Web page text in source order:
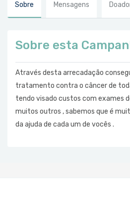
Sobre Mensagens
Sobre esta
Através desta arrecadação
tratamento contra o câncer de
tendo visado custos com exames
muitos outros , sabemos que é
da ajuda de cada um de vocês .